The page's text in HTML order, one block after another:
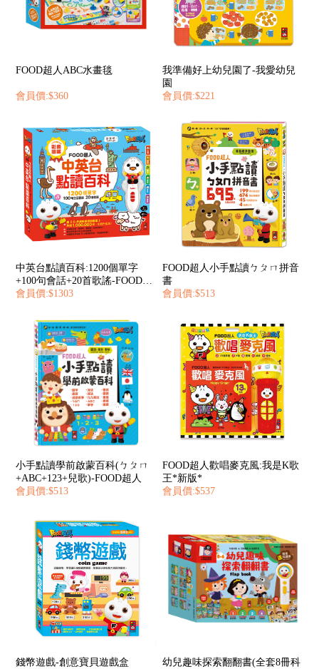
FOOD超人ABC水畫毯
會員價:$360
我準備好上幼兒園了-我愛幼兒
園
會員價:$221
中英台點讀百科:1200個單字
+100句會話+20首歌謠-FOOD超
人
會員價:$1303
FOOD超人小手點讀ㄅㄆㄇ拼音
書
會員價:$513
小手點讀學前啟蒙百科(ㄅㄆㄇ
+ABC+123+兒歌)-FOOD超人
會員價:$513
FOOD超人歡唱麥克風:我是K歌
王*新版*
會員價:$537
錢幣遊戲-創意寶貝遊戲盒
幼兒趣味探索翻翻書(全套8冊科